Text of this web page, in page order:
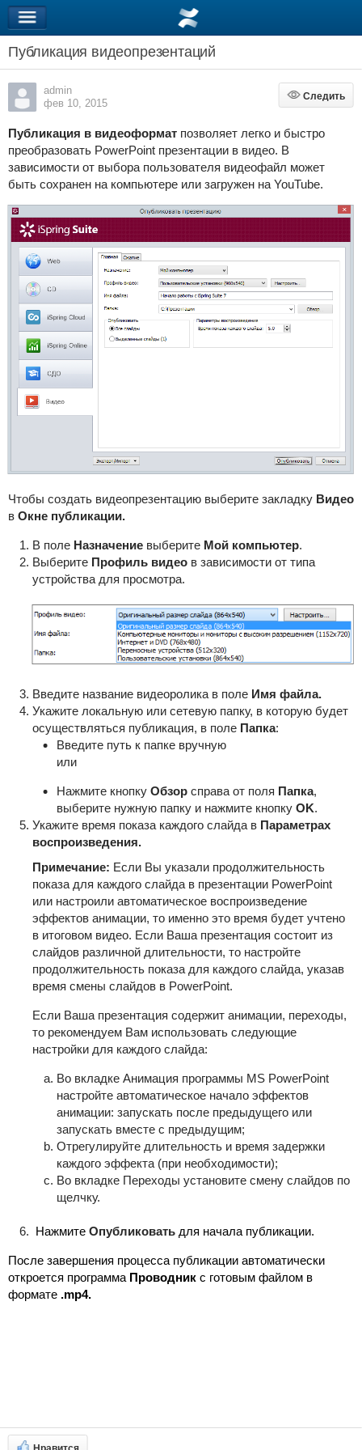
Публикация видеопрезентаций
admin
фев 10, 2015
Следить
Следить
Публикация в видеоформатпозволяет легко и быстро
преобразовать PowerPoint презентации в видео. В
зависимости от выбора пользователя видеофайл может
быть сохранен на компьютере или загружен на YouTube.
Чтобы создать видеопрезентацию выберите закладку Видео
в Окне публикации.
В поле НазначениевыберитеМой компьютер.
Выберите Профиль видеов зависимости от типа
устройства для просмотра.
Введите название видеоролика в полеИмя файла.
Укажите локальную или сетевую папку, в которую будет
осуществляться публикация, в поле Папка:
Введите путь к папке вручную
или
Нажмите кнопку Обзорсправа от поля Папка,
выберите нужную папку и нажмите кнопку OK.
Укажите время показа каждого слайда в Параметрах
воспроизведения.
Примечание: Если Вы указали продолжительность
показа для каждого слайда в презентации PowerPoint
или настроили автоматическое воспроизведение
эффектов анимации, то именно это время будет учтено
в итоговом видео. Если Ваша презентация состоит из
слайдов различной длительности, то настройте
продолжительность показа для каждого слайда, указав
время смены слайдов в PowerPoint.
Если Ваша презентация содержит анимации, переходы,
то рекомендуем Вам использовать следующие
настройки для каждого слайда:
Во вкладке Анимация программы MS PowerPoint
настройте автоматическое начало эффектов
анимации: запускать после предыдущего или
запускать вместе с предыдущим;
Отрегулируйте длительность и время задержки
каждого эффекта (при необходимости);
Во вкладке Переходы установите смену слайдов по
щелчку.
Нажмите Опубликоватьдля начала публикации.
После завершения процесса публикации автоматически
откроется программа Проводникс готовым файлом в
формате .mp4.